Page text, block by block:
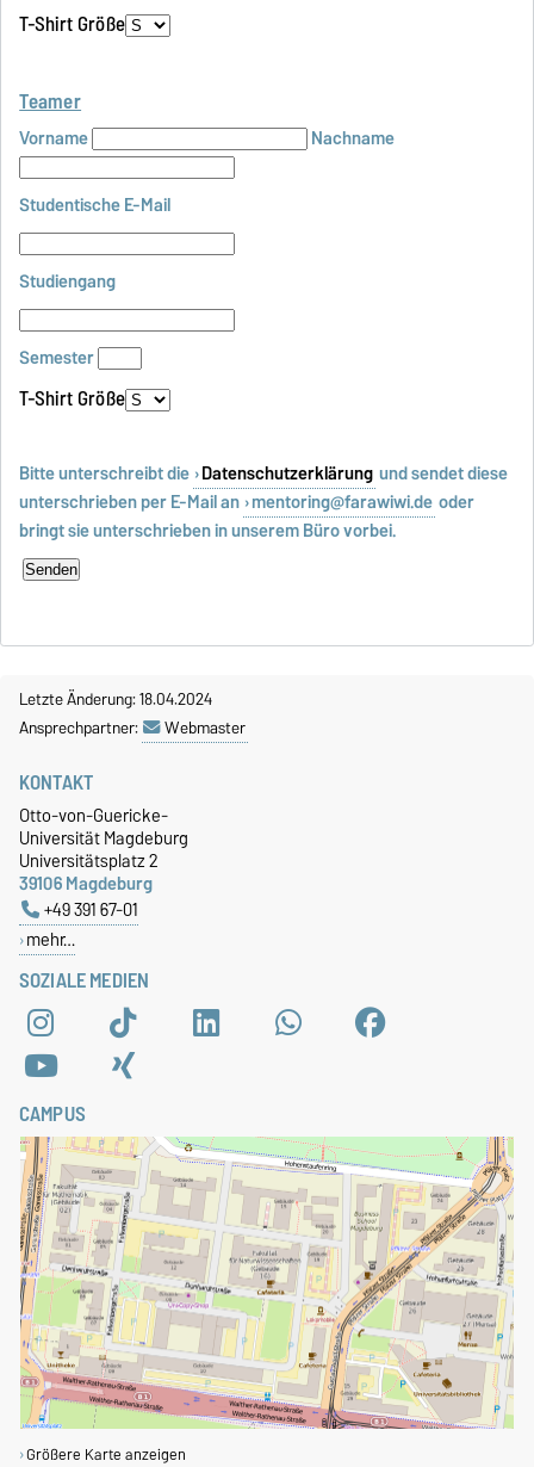
T-Shirt Größe
Teamer
Vorname Nachname
Studentische E-Mail
Studiengang
Semester
T-Shirt Größe
Bitte unterschreibt die Datenschutzerklärung und sendet diese
unterschrieben per E-Mail an mentoring@farawiwi.de oder
bringt sie unterschrieben in unserem Büro vorbei.
Letzte Änderung: 18.04.2024
Ansprechpartner:
Webmaster
SOZIALE MEDIEN
KONTAKT
Otto-von-Guericke-
Universität Magdeburg
Universitätsplatz 2
39106 Magdeburg
+49 391 67-01
mehr…
CAMPUS
Größere Karte anzeigen